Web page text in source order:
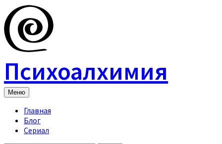
Skip
to
content
Психоалхимия
Меню
Главная
Блог
Сериал